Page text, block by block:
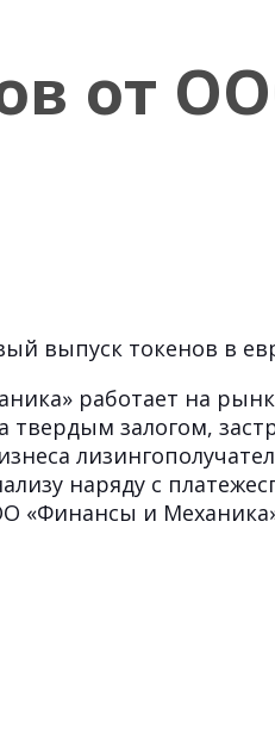
от
выпуск токенов в
работает на
залогом,
наряду с
«Финансы и